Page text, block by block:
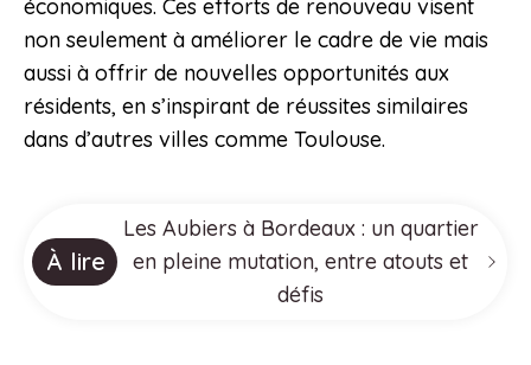
économiques. Ces efforts de renouveau visent
non seulement à améliorer le cadre de vie mais
aussi à offrir de nouvelles opportunités aux
résidents, en s’inspirant de réussites similaires
dans d’autres villes comme Toulouse.
À lire
Les Aubiers à Bordeaux : un quartier
en pleine mutation, entre atouts et
défis